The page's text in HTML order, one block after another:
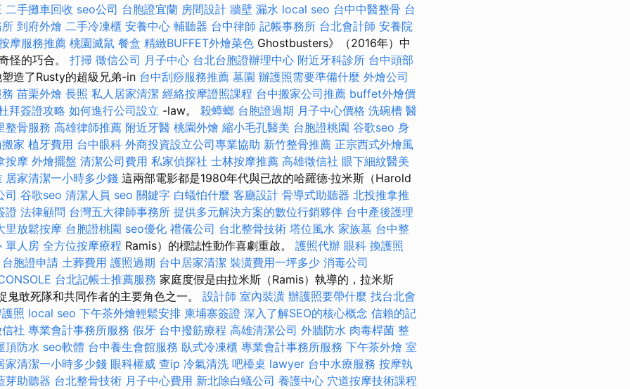
二手攤車回收 seo公司 台胞證宜蘭 房間設計 牆壁 漏水 local seo 台中中醫整骨 台
到府外燴 二手冷凍櫃 安養中心 輔聽器 台中律師 記帳事務所 台北會計師 安養院
摩服務推薦 桃園滅鼠 餐盒 精緻BUFFET外燴菜色 Ghostbusters》（2016年）中
怪的巧合。 打掃 徵信公司 月子中心 台北台胞證辦理中心 附近牙科診所 台中頭部
造了Rusty的超級兄弟-in 台中刮痧服務推薦 墓園 辦護照需要準備什麼 外燴公司
苗栗外燴 長照 私人居家清潔 經絡按摩證照課程 台中搬家公司推薦 buffet外燴價
拜簽證攻略 如何進行公司設立 -law。 殺蟑螂 台胞證過期 月子中心價格 洗碗槽 醫
整骨服務 高雄律師推薦 附近牙醫 桃園外燴 縮小毛孔醫美 台胞證桃園 谷歌seo 身
家 植牙費用 台中眼科 外商投資設立公司專業協助 新竹整骨推薦 正宗西式外燴風
按摩 外燴擺盤 清潔公司費用 私家偵探社 士林按摩推薦 高雄徵信社 眼下細紋醫美
居家清潔一小時多少錢 這兩部電影都是1980年代與已故的哈羅德·拉米斯（Harold
司 谷歌seo 清潔人員 seo 關鍵字 白蟻怕什麼 客廳設計 骨導式助聽器 北投推拿推
證 法律顧問 台灣五大律師事務所 提供多元解決方案的數位行銷夥伴 台中產後護理
里放鬆按摩 台胞證桃園 seo優化 禮儀公司 台北整骨技術 塔位風水 家族墓 台中整
單人房 全方位按摩療程 Ramis）的標誌性動作喜劇重啟。 護照代辦 眼科 換護照
台胞證申請 土葬費用 護照過期 台中居家清潔 裝潢費用一坪多少 消毒公司
台北記帳士推薦服務 家庭度假是由拉米斯（Ramis）執導的，拉米斯
鬼敢死隊和共同作者的主要角色之一。 設計師 室內裝潢 辦護照要帶什麼 找台北會
照 local seo 下午茶外燴輕鬆安排 柬埔寨簽證 深入了解SEO的核心概念 信賴的記
社 專業會計事務所服務 假牙 台中撥筋療程 高雄清潔公司 外牆防水 肉毒桿菌 整
頂防水 seo軟體 台中養生會館服務 臥式冷凍櫃 專業會計事務所服務 下午茶外燴 室
家清潔一小時多少錢 眼科權威 查ip 冷氣清洗 吧檯桌 lawyer 台中水療服務 按摩執
芽助聽器 台北整骨技術 月子中心費用 新北除白蟻公司 養護中心 穴道按摩技術課程